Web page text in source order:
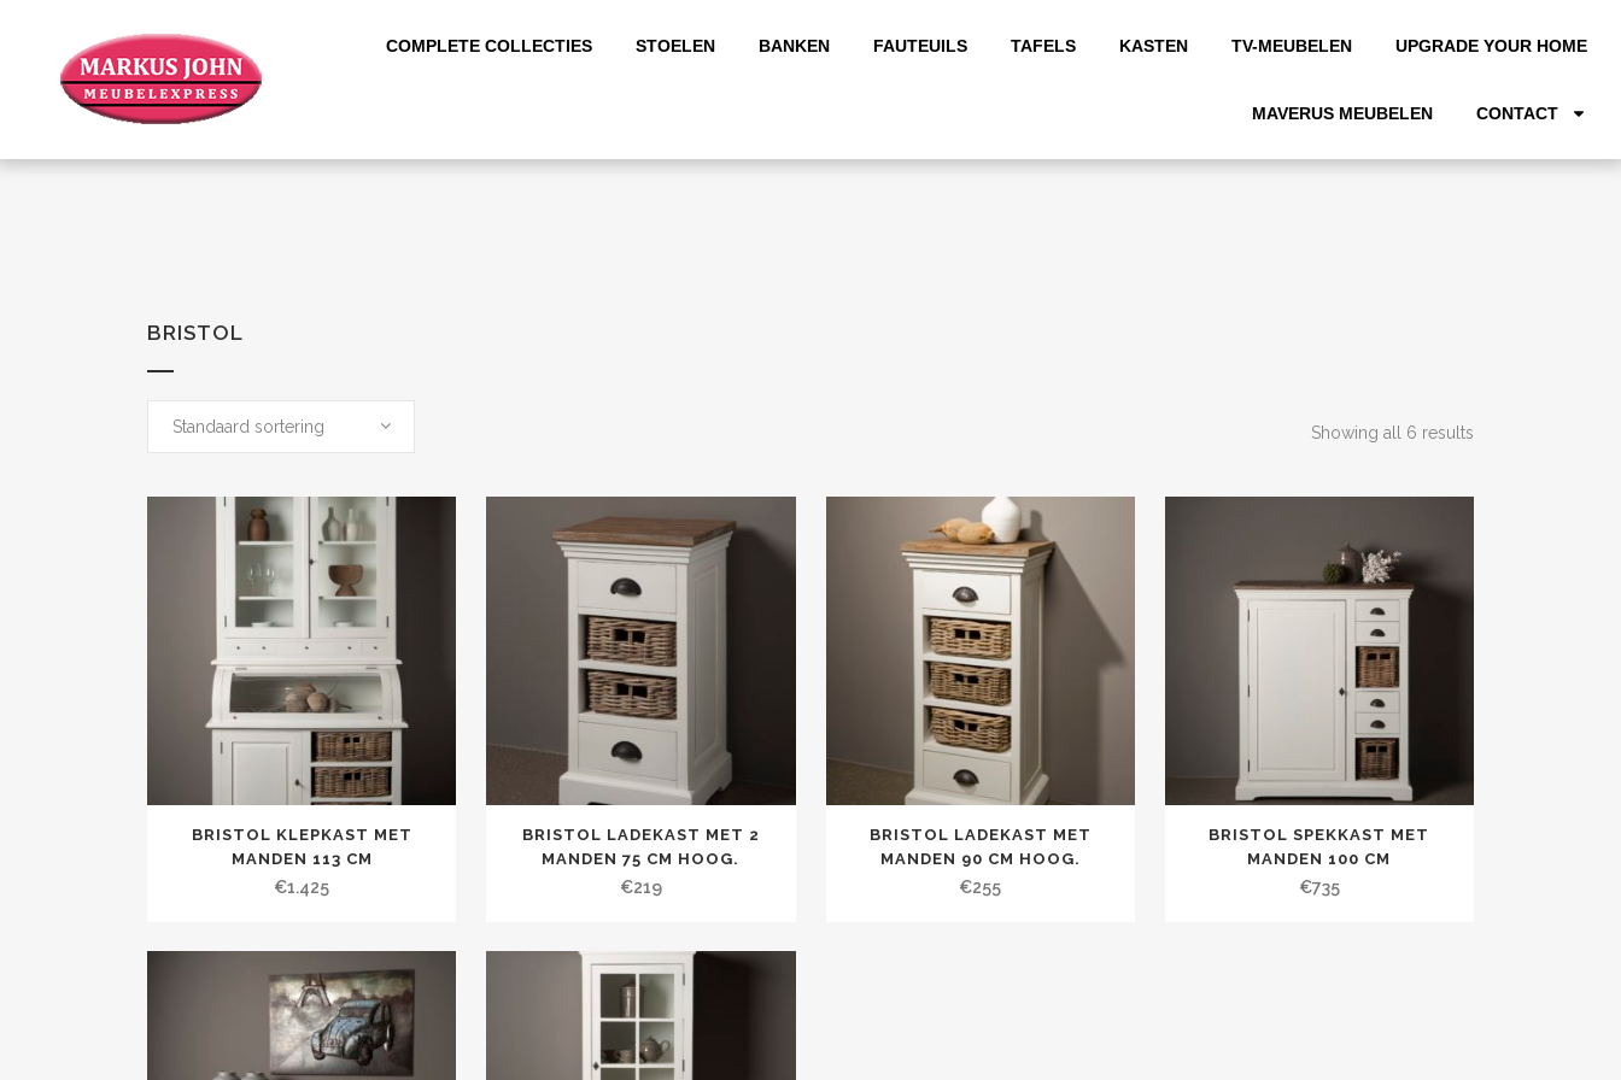
COMPLETE COLLECTIES STOELEN BANKEN FAUTEUILS TAFELS KASTEN TV-MEUBELEN UPGRADE YOUR HOME
MAVERUS MEUBELEN CONTACT
BRISTOL
Showing all 6 results
Standaard sortering
BRISTOL KLEPKAST MET
MANDEN 113 CM
€1.425
BRISTOL LADEKAST MET 2
MANDEN 75 CM HOOG.
€219
BRISTOL LADEKAST MET
MANDEN 90 CM HOOG.
€255
BRISTOL SPEKKAST MET
MANDEN 100 CM
€735